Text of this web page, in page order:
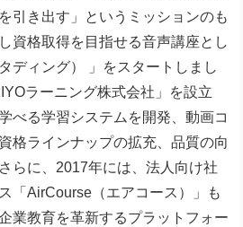
引き出す」というミッションのも
資格取得を目指せる音声講座とし
ディング） 」をスタートしまし
ラーニング株式会社」を設立
べる学習システムを開発、動画コ
格ラインナップの拡充、品質の向
らに、2017年には、法人向け社
「AirCourse（エアコース）」も
業教育を革新するプラットフォー